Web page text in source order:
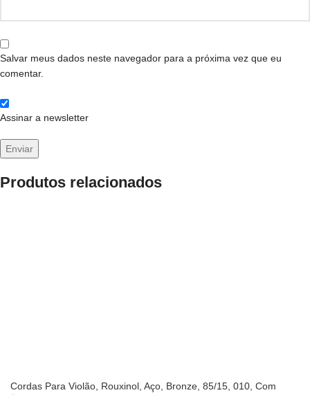
Salvar meus dados neste navegador para a próxima vez que eu
comentar.
Assinar a newsletter
Produtos relacionados
Cordas Para Violão, Rouxinol, Aço, Bronze, 85/15, 010, Com